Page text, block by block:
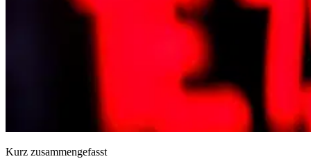
Kurz zusammengefasst